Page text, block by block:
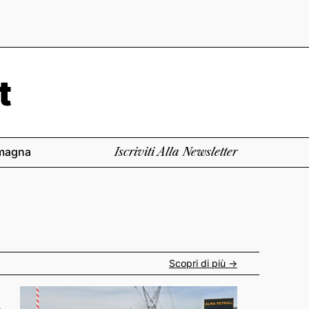
Iscriviti Alla Newsletter
Scopri di più ->